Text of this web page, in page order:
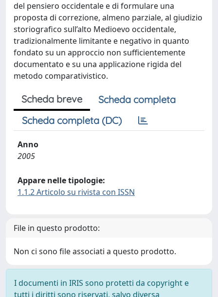
del pensiero occidentale e di formulare una
proposta di correzione, almeno parziale, al giudizio
storiografico sull’alto Medioevo occidentale,
tradizionalmente limitante e negativo in quanto
fondato su un approccio non sufficientemente
documentato e su una applicazione rigida del
metodo comparativistico.
Scheda breve
Scheda completa
Scheda completa (DC)
Anno
2005
Appare nelle tipologie:
1.1.2 Articolo su rivista con ISSN
File in questo prodotto:
Non ci sono file associati a questo prodotto.
I documenti in IRIS sono protetti da copyright e
tutti i diritti sono riservati, salvo diversa